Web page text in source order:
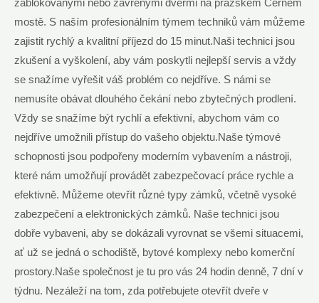
zablokovanými nebo zavřenými dveřmi na pražském Černém
mostě. S naším profesionálním týmem techniků vám můžeme
zajistit rychlý a kvalitní příjezd do 15 minut.Naši technici jsou
zkušení a vyškolení, aby vám poskytli nejlepší servis a vždy
se snažíme vyřešit váš problém co nejdříve. S námi se
nemusíte obávat dlouhého čekání nebo zbytečných prodlení.
Vždy se snažíme být rychlí a efektivní, abychom vám co
nejdříve umožnili přístup do vašeho objektu.Naše týmové
schopnosti jsou podpořeny moderním vybavením a nástroji,
které nám umožňují provádět zabezpečovací práce rychle a
efektivně. Můžeme otevřít různé typy zámků, včetně vysoké
zabezpečení a elektronických zámků. Naše technici jsou
dobře vybaveni, aby se dokázali vyrovnat se všemi situacemi,
ať už se jedná o schodiště, bytové komplexy nebo komerční
prostory.Naše společnost je tu pro vás 24 hodin denně, 7 dní v
týdnu. Nezáleží na tom, zda potřebujete otevřít dveře v